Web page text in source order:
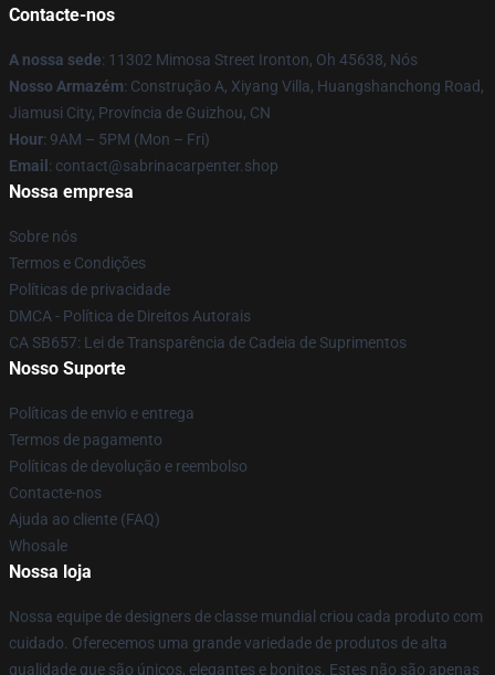
Contacte-nos
A nossa sede: 11302 Mimosa Street Ironton, Oh 45638, Nós
Nosso Armazém: Construção A, Xiyang Villa, Huangshanchong Road,
Jiamusi City, Província de Guizhou, CN
Hour: 9AM – 5PM (Mon – Fri)
Email : contact@sabrinacarpenter.shop
Nossa empresa
Sobre nós
Termos e Condições
Políticas de privacidade
DMCA - Política de Direitos Autorais
CA SB657: Lei de Transparência de Cadeia de Suprimentos
Nosso Suporte
Políticas de envio e entrega
Termos de pagamento
Políticas de devolução e reembolso
Contacte-nos
Ajuda ao cliente (FAQ)
Whosale
Nossa loja
Nossa equipe de designers de classe mundial criou cada produto com
cuidado. Oferecemos uma grande variedade de produtos de alta
qualidade que são únicos, elegantes e bonitos. Estes não são apenas